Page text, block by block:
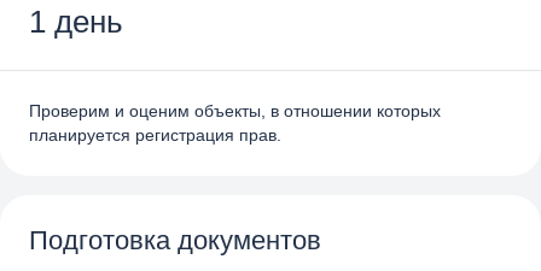
1 день
Проверим и оценим объекты, в отношении которых
планируется регистрация прав.
Подготовка документов